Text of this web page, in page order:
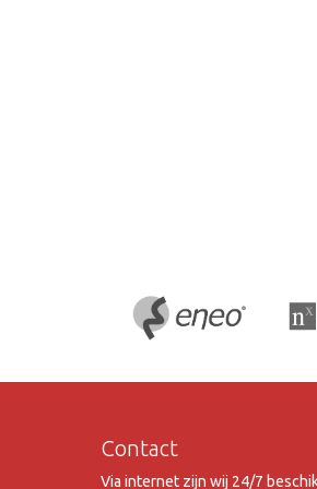
Contact
Via internet zijn wij 24/7